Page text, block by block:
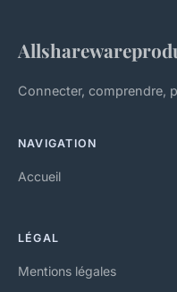
Connecter, comprendre,
NAVIGATION
Accueil
LÉGAL
Mentions légales